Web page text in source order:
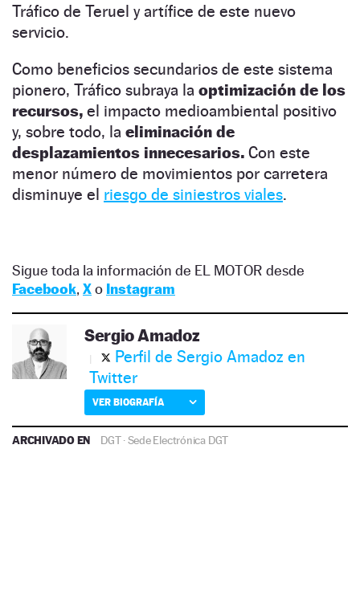
Tráfico de Teruel y artífice de este nuevo
servicio.
Como beneficios secundarios de este sistema
pionero, Tráfico subraya la optimización de los
recursos, el impacto medioambiental positivo
y, sobre todo, la eliminación de
desplazamientos innecesarios. Con este
menor número de movimientos por carretera
disminuye el riesgo de siniestros viales.
Sigue toda la información de EL MOTOR desde
Facebook, Xo Instagram
Sergio Amadoz
Perfil de Sergio Amadoz en
Twitter
VER BIOGRAFÍA
ARCHIVADO EN DGT·Sede Electrónica DGT